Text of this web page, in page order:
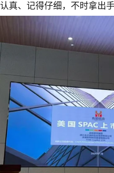
真、记得仔细，不时拿出